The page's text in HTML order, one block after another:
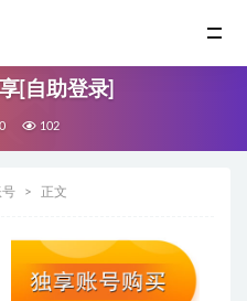
[自助登录]
0 102
号 正文